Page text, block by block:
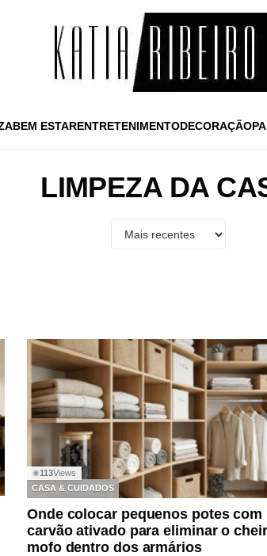
BEM ESTARENTRETENIMENTODECORAÇÃO
LIMPEZA DA
◉113Views
CASA & CUIDADOS
Onde colocar pequenos potes com
carvão ativado para eliminar o
mofo dentro dos armários